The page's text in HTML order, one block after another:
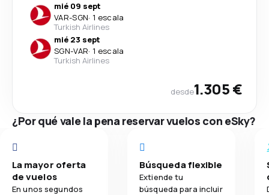
mié 09 sept
VAR-SGN· 1 escala
Turkish Airlines
mié 23 sept
SGN-VAR· 1 escala
Turkish Airlines
desde1.305 €
¿Por qué vale la pena reservar vuelos con eSky?
La mayor oferta
de vuelos
En unos segundos
Búsqueda flexible
Extiende tu
búsqueda para incluir